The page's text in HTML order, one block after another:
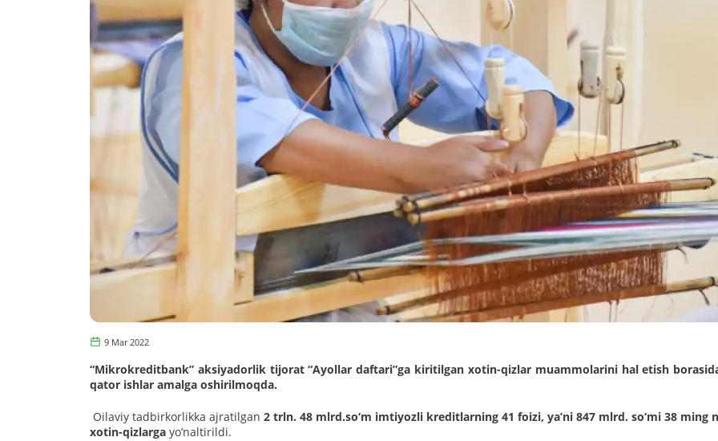
9 Mar 2022
“Mikrokreditbank” aksiyadorlik tijorat “Аyollar daftari”ga kiritilgan xotin-qizlar muammolarini hal etish
qator ishlar amalga oshirilmoqda.
Oilaviy tadbirkorlikka ajratilgan 2 trln. 48 mlrd.so‘m imtiyozli kreditlarning 41 foizi, yaʼni 847 mlrd. so‘mi 38 ming
xotin-qizlarga yoʼnaltirildi.